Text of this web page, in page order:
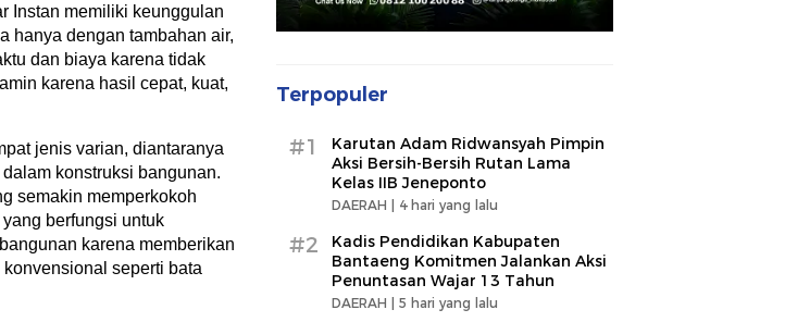
Instan memiliki keunggulan
hanya dengan tambahan air,
dan biaya karena tidak
karena hasil cepat, kuat,
jenis varian, diantaranya
konstruksi bangunan.
semakin memperkokoh
berfungsi untuk
karena memberikan
seperti bata
Terpopuler
#1
Karutan Adam Ridwansyah Pimpin
Aksi Bersih-Bersih Rutan Lama
Kelas IIB Jeneponto
DAERAH | 4 hari yang lalu
#2
Kadis Pendidikan Kabupaten
Bantaeng Komitmen Jalankan Aksi
Penuntasan Wajar 13 Tahun
DAERAH | 5 hari yang lalu